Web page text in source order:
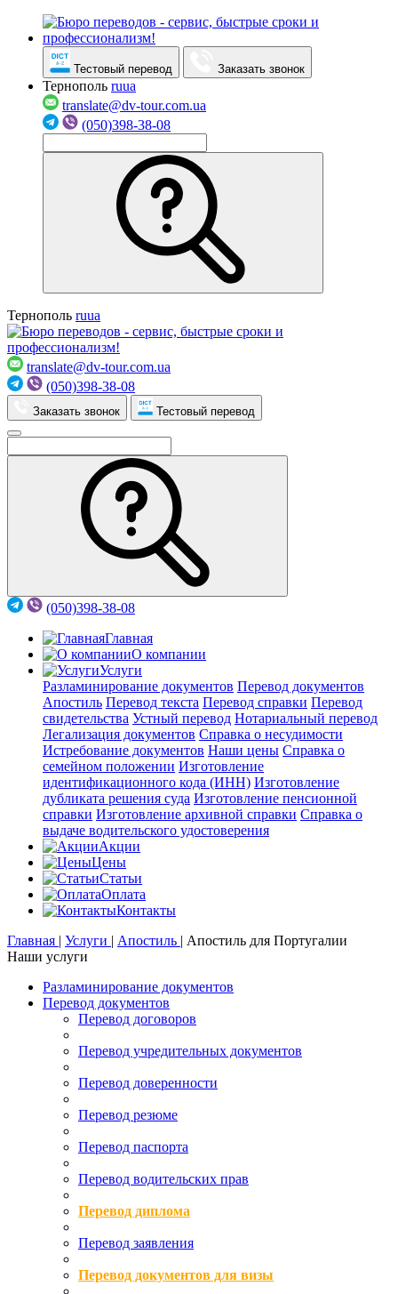
Тестовый перевод Заказать звонок
Тернополь ruua
translate@dv-tour.com.ua
(050)398-38-08
Тернополь ruua
translate@dv-tour.com.ua
(050)398-38-08
Заказать звонок Тестовый перевод
(050)398-38-08
Главная
О компании
Услуги
Разламинирование документов Перевод документов
Апостиль Перевод текста Перевод справки Перевод
свидетельства Устный перевод Нотариальный перевод
Легализация документов Справка о несудимости
Истребование документов Наши цены Справка о
семейном положении Изготовление
идентификационного кода (ИНН) Изготовление
дубликата решения суда Изготовление пенсионной
справки Изготовление архивной справки Справка о
выдаче водительского удостоверения
Акции
Цены
Статьи
Оплата
Контакты
Главная | Услуги | Апостиль | Апостиль для Португалии
Наши услуги
Разламинирование документов
Перевод документов
Перевод договоров
Перевод учредительных документов
Перевод доверенности
Перевод резюме
Перевод паспорта
Перевод водительских прав
Перевод диплома
Перевод заявления
Перевод документов для визы